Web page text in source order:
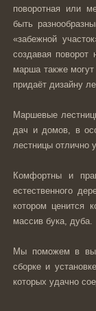
поворотная или
быть
«забежной
создавая
марша также
придаёт дизайну
Маршевые
дач и домов, в
лестницы отлично
Комфортны и
естественного
котором ценится
массив бука, дуба.
Мы поможем в
сборке и
которых удачно